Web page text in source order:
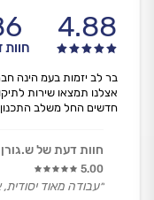
4.88
בר לב יזמות בעמ הינה
אצלנו תמצאו שירות
חדשים החל משלב
חוות דעת של ש.גורן
5.00
״עבודה מאוד יסודית,